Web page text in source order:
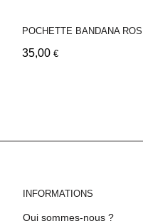
POCHETTE BANDANA
35,00 €
INFORMATIONS
Qui sommes-nous ?